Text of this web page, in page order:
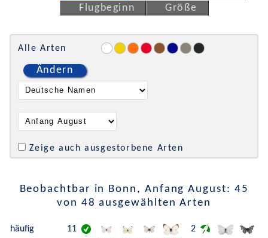
Flugbeginn
Größe
Alle Arten
Ändern
Zeige auch ausgestorbene Arten
Beobachtbar in Bonn, Anfang August: 45
von 48 ausgewählten Arten
häufig 11 2